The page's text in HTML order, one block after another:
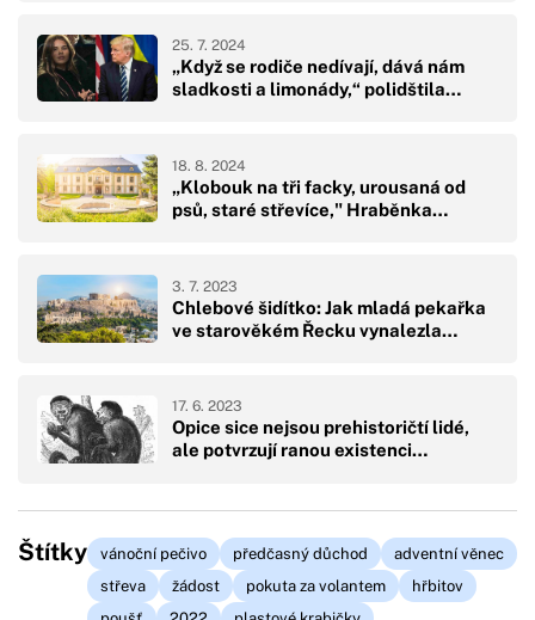
„Když se rodiče nedívají, dává nám
sladkosti a limonády,“ polidštila…
25. 7. 2024
„Klobouk na tři facky, urousaná od
psů, staré střevíce," Hraběnka…
18. 8. 2024
Chlebové šidítko: Jak mladá pekařka
ve starověkém Řecku vynalezla…
3. 7. 2023
Opice sice nejsou prehistoričtí lidé,
ale potvrzují ranou existenci…
17. 6. 2023
Štítky vánoční pečivo předčasný důchod
adventní věnec
střeva
žádost pokuta za volantem
hřbitov